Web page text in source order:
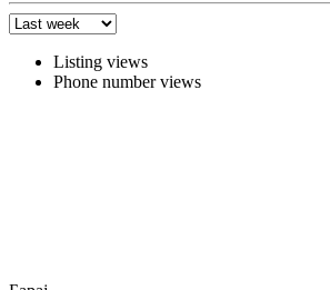
Listing views
Phone number views